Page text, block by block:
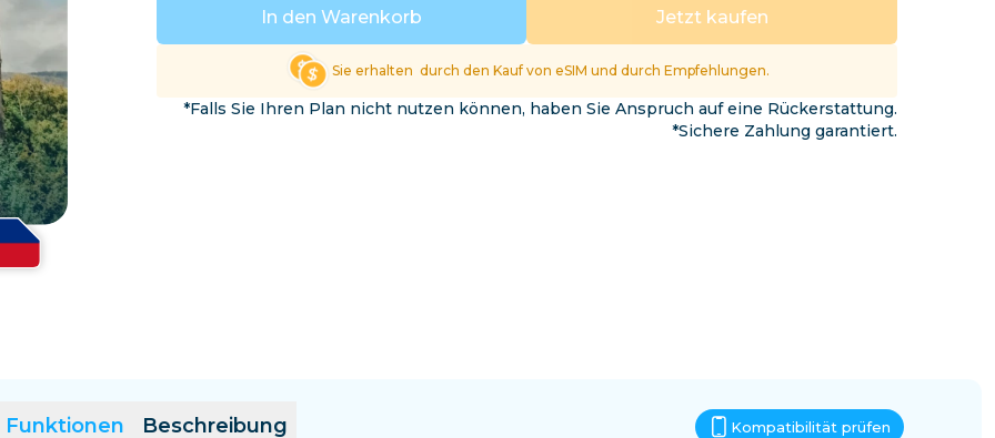
Alle Ziele erkunden
In den Warenkorb Jetzt kaufen
Sie erhalten durch den Kauf von eSIM und durch Empfehlungen.
*Falls Sie Ihren Plan nicht nutzen können, haben Sie Anspruch auf eine Rückerstattung.
*Sichere Zahlung garantiert.
Funktionen Beschreibung Kompatibilität prüfen